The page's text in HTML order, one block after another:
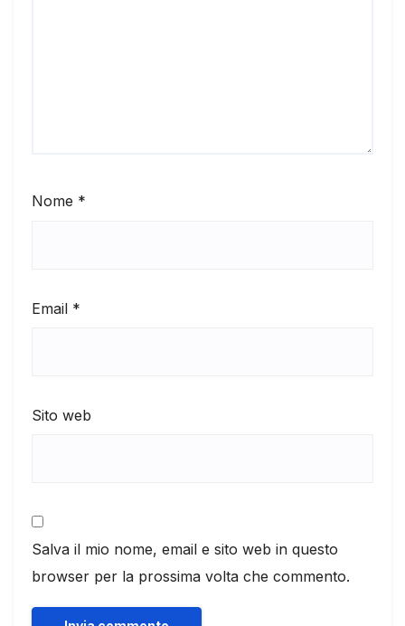
Nome *
Email *
Sito web
Salva il mio nome, email e sito web in questo
browser per la prossima volta che commento.